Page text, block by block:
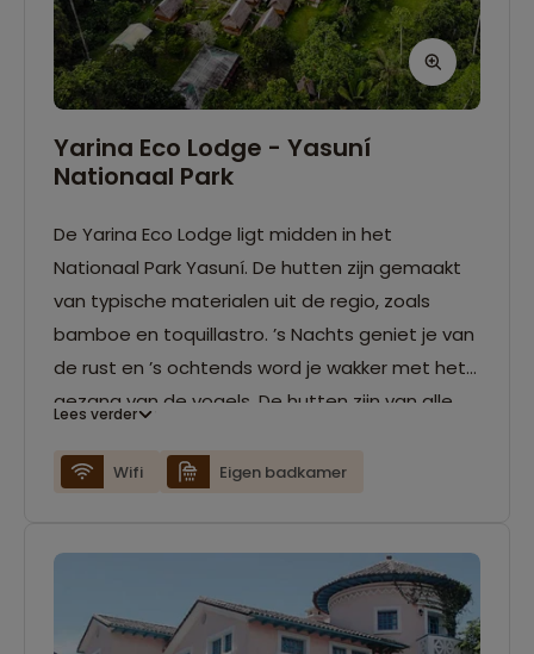
Yarina Eco Lodge - Yasuní
Nationaal Park
De Yarina Eco Lodge ligt midden in het
Nationaal Park Yasuní. De hutten zijn gemaakt
van typische materialen uit de regio, zoals
bamboe en toquillastro. ’s Nachts geniet je van
de rust en ’s ochtends word je wakker met het
gezang van de vogels. De hutten zijn van alle
muggennet en een ventilator. Verder beschikt
leer je alles over de flora en fauna die de
omgeving te bieden heeft.
Lees verder
Wifi Eigen badkamer